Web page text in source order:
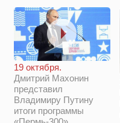
19 октября.
Дмитрий Махонин
представил
Владимиру Путину
итоги программы